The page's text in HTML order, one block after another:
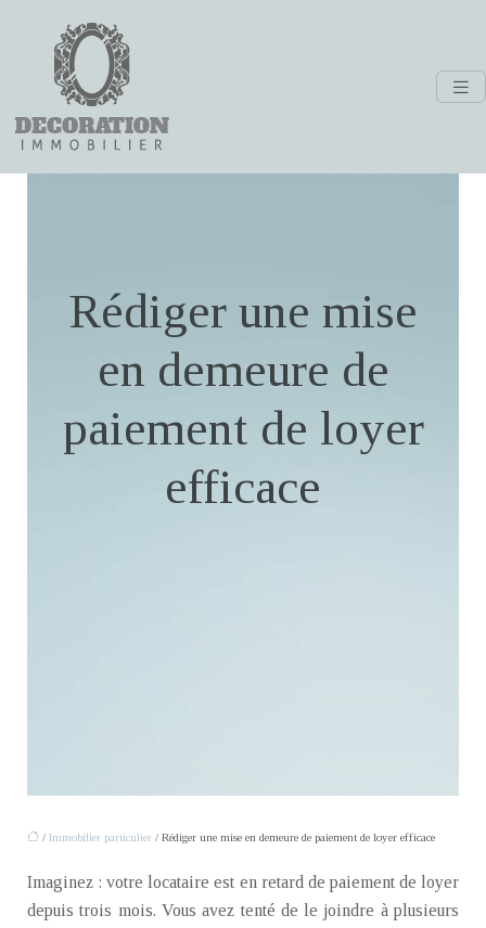
Rédiger une mise
en demeure de
paiement de loyer
efficace
/ Immobilier particulier / Rédiger une mise en demeure de paiement de loyer efficace
Imaginez : votre locataire est en retard de paiement de loyer
depuis trois mois. Vous avez tenté de le joindre à plusieurs